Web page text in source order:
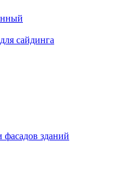
сайдинга
зданий